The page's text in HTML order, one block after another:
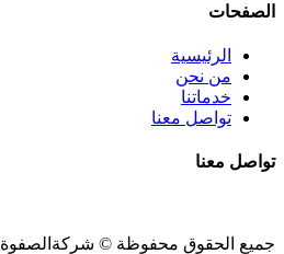
الصفحات
الرئيسية
من نحن
خدماتنا
تواصل معنا
تواصل معنا
جميع الحقوق محفوظة © شركةالصفوة